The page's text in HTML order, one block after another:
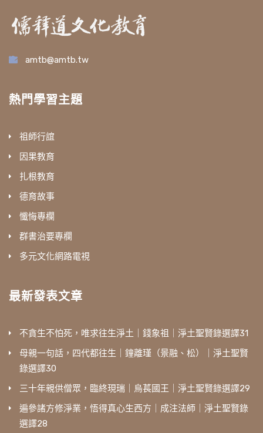
amtb@amtb.tw
熱門學習主題
祖師行誼
因果教育
扎根教育
德育故事
懺悔專欄
群書治要專欄
多元文化網路電視
最新發表文章
不貪生不怕死，唯求往生淨土｜錢象祖｜淨土聖賢錄選譯31
母親一句話，四代都往生｜鐘離瑾（景融、松）｜淨土聖賢
錄選譯30
三十年親供僧眾，臨終現瑞｜烏萇國王｜淨土聖賢錄選譯29
遍參諸方修淨業，悟得真心生西方｜成注法師｜淨土聖賢錄
選譯28